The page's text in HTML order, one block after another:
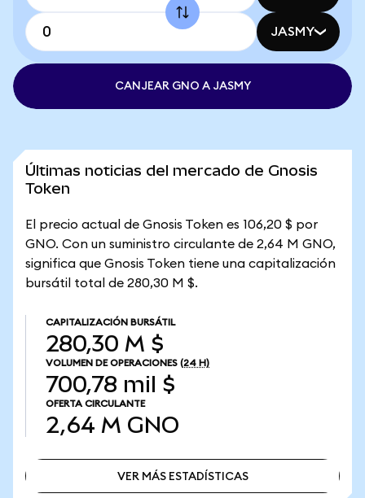
JASMY
CANJEAR GNO A JASMY
Últimas noticias del mercado de Gnosis
Token
El precio actual de Gnosis Token es 106,20 $ por
GNO. Con un suministro circulante de 2,64 M GNO,
significa que Gnosis Token tiene una capitalización
bursátil total de 280,30 M $.
CAPITALIZACIÓN BURSÁTIL
280,30 M $
VOLUMEN DE OPERACIONES (24 H)
700,78 mil $
OFERTA CIRCULANTE
2,64 M GNO
VER MÁS ESTADÍSTICAS